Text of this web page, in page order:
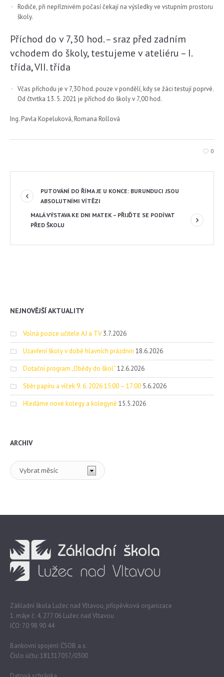
Rodiče, při nepříznivém počasí čekají na výsledky ve vstupním prostoru
školy.
Příchod do v 7,30 hod. – sraz před zadním
vchodem do školy, testujeme v ateliéru – I.
třída, VII. třída
Včas příchodu je v 7,30 hod. pouze v pondělí, kdy se žáci testují poprvé.
Od čtvrtka 13. 5. 2021 je příchod do školy v 7,00 hod.
Ing. Pavla Kopeluková, Romana Rollová
0
PUTOVÁNÍ DO ŘÍMA JE U KONCE: BURUNDUCI JSOU
ABSOLUTNÍMI VÍTĚZI
MALÁ VÝSTAVA KE DNI MATEK – PŘIJĎTE SE PODÍVAT
PŘED ŠKOLU
NEJNOVĚJŠÍ AKTUALITY
Volná pozice učitele AJ a TV 3.7.2026
Uzavření školy v době hlavních prázdnin 18.6.2026
Dotační program „Obědy do škol“12.6.2026
Sběr papíru a víček 9. 6. 2026 15:00 – 17:00 5.6.2026
Hledáme nové kolegy a kolegyně 15.5.2026
ARCHIV
Archiv
Základní škola Lužec nad Vltavou, příspěvková organizace
1. máje č. 4, 277 06 Lužec nad Vltavou
IČO: 70 98 90 44
Bankovní spojení: ČSOB a.s.
Číslo účtu: 181317057/0300